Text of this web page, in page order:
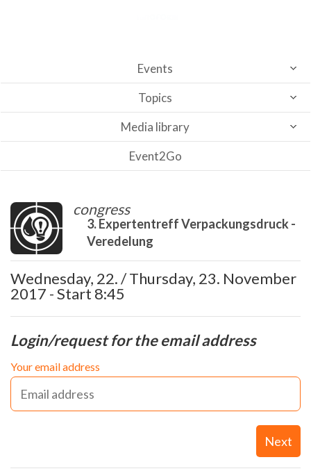
Events
Topics
Media library
Event2Go
congress
3. Expertentreff Verpackungsdruck -
Veredelung
Wednesday, 22. / Thursday, 23. November
2017 - Start 8:45
Login/request for the email address
Your email address
Next